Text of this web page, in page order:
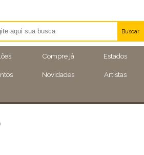
Compre já Estados
Novidades Artistas
Buscar
Artistas
Eventos